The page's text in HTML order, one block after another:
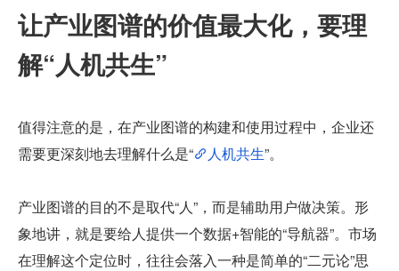
让产业图谱的价值最大化，要理
解“人机共生”
值得注意的是，在产业图谱的构建和使用过程中，企业还
需要更深刻地去理解什么是“
人机共生”。
产业图谱的目的不是取代“人”，而是辅助用户做决策。形
象地讲，就是要给人提供一个数据+智能的“导航器”。市场
在理解这个定位时，往往会落入一种是简单的“二元论”思